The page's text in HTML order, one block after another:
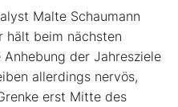
Malte Schaumann
hält beim nächsten
der Jahresziele
allerdings nervös,
erst Mitte des